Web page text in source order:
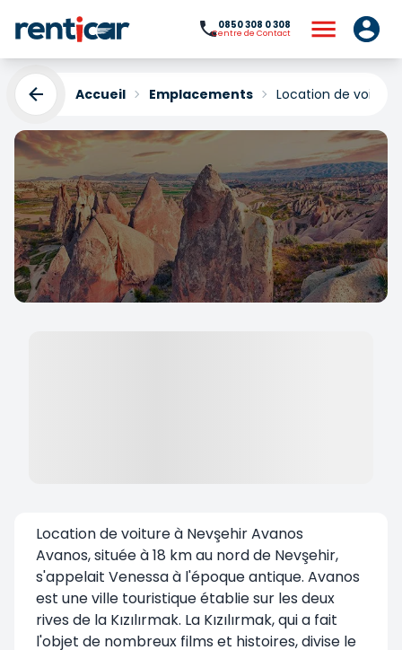
0850 308 0 308
Centre de Contact
Accueil Emplacements Location de
Location de voitures
Location de voiture à Nevşehir Avanos
Avanos, située à 18 km au nord de Nevşehir,
s'appelait Venessa à l'époque antique. Avanos
est une ville touristique établie sur les deux
rives de la Kızılırmak. La Kızılırmak, qui a fait
l'objet de nombreux films et histoires, divise le